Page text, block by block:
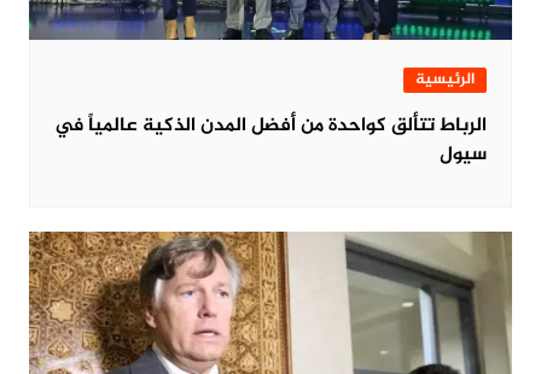
الرئيسية
الرباط تتألق كواحدة من أفضل المدن الذكية عالمياً في
سيول